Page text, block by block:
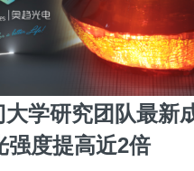
学研究团队最新
强度提高近2倍